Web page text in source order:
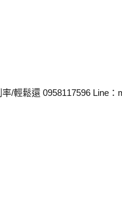
/輕鬆還 0958117596 Line：